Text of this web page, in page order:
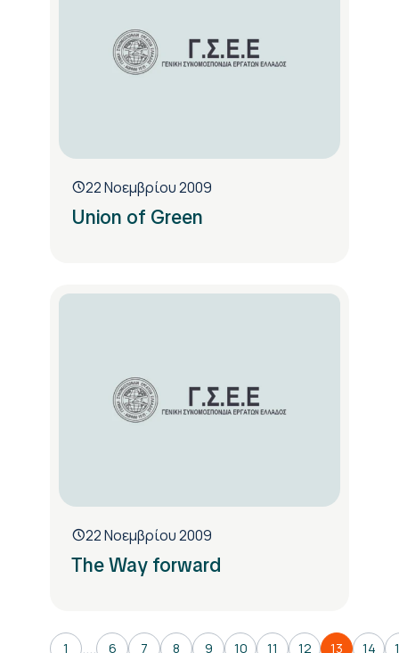
22 Νοεμβρίου 2009
Union of Green
22 Νοεμβρίου 2009
The Way forward
1 .... 6 7 8 9 10 11 12 13 14